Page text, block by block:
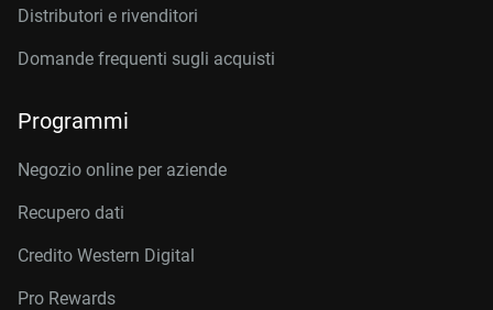
Distributori e rivenditori
Domande frequenti sugli acquisti
Programmi
Negozio online per aziende
Recupero dati
Credito Western Digital
Pro Rewards